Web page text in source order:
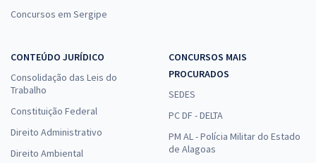
Concursos em Sergipe
CONTEÚDO JURÍDICO
Consolidação das Leis do
Trabalho
Constituição Federal
Direito Administrativo
Direito Ambiental
CONCURSOS MAIS
PROCURADOS
SEDES
PC DF - DELTA
PM AL - Polícia Militar do Estado
de Alagoas